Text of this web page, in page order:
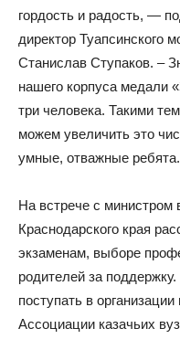
гордость и радость, —
директор Туапсинского
Станислав Ступаков. –
нашего корпуса медали
три человека. Такими
можем увеличить это
умные, отважные ребята.
На встрече с министром
Краснодарского края
экзаменам, выборе
родителей за
поступать в
Ассоциации казачьих